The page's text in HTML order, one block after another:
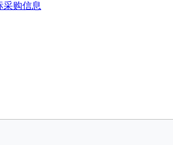
采购信息